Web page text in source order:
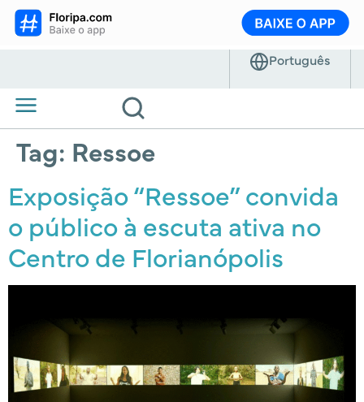
Tag: Ressoe
Exposição “Ressoe” convida
o público à escuta ativa no
Centro de Florianópolis